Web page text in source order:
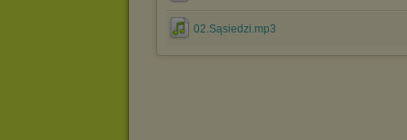
02.Sąsiedzi.mp3